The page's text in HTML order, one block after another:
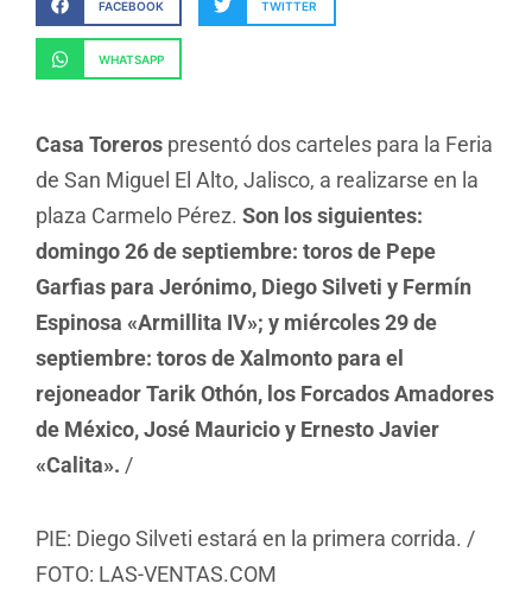
FACEBOOK TWITTER
WHATSAPP
Casa Toreros presentó dos carteles para la Feria
de San Miguel El Alto, Jalisco, a realizarse en la
plaza Carmelo Pérez. Son los siguientes:
domingo 26 de septiembre: toros de Pepe
Garfias para Jerónimo, Diego Silveti y Fermín
Espinosa «Armillita IV»; y miércoles 29 de
septiembre: toros de Xalmonto para el
rejoneador Tarik Othón, los Forcados Amadores
de México, José Mauricio y Ernesto Javier
«Calita». /
PIE: Diego Silveti estará en la primera corrida. /
FOTO: LAS-VENTAS.COM